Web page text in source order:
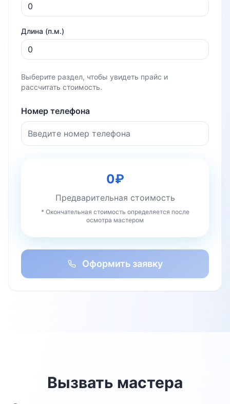
Длина (п.м.)
Выберите раздел, чтобы увидеть прайс и
рассчитать стоимость.
Номер телефона
0₽
Предварительная стоимость
* Окончательная стоимость определяется после
осмотра мастером
Оформить заявку
Вызвать мастера